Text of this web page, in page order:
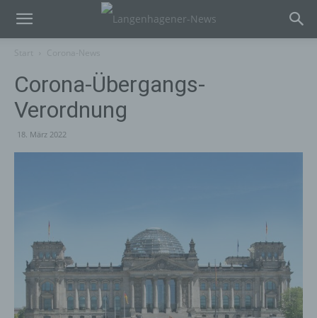
Corona-Übergangs-
Verordnung
18. März 2022